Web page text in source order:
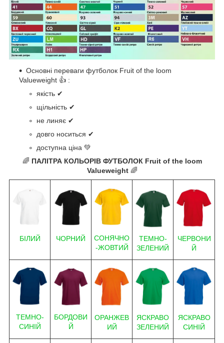
Основні переваги футболок Fruit of the loom
Valueweight 👍 :
якість ✔
щільність ✔
не линяє ✔
довго носиться ✔
доступна ціна 💚
🌈 ПАЛІТРА КОЛЬОРІВ ФУТБОЛОК Fruit of the loom
Valueweight 🌈
БІЛИЙ ЧОРНИЙ
СОНЯЧНО
-ЖОВТИЙ
ТЕМНО-
ЗЕЛЕНИЙ
ЧЕРВОНИ
Й
ТЕМНО-
СИНІЙ
БОРДОВИ
Й
ОРАНЖЕВ
ИЙ
ЯСКРАВО
ЗЕЛЕНИЙ
ЯСКРАВО
СИНІЙ